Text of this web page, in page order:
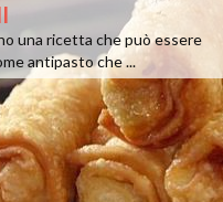
una ricetta che può essere
antipasto che ...